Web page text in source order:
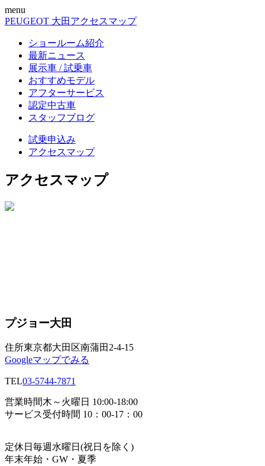
menu
PEUGEOT 大田 アクセスマップ
ショールーム紹介
最新ニュース
展示車 / 試乗車
おすすめモデル
アフターサービス
認定中古車
スタッフブログ
試乗申込み
アクセスマップ
アクセスマップ
プジョー大田
住所東京都大田区南蒲田2-4-15
Googleマップでみる
TEL03-5744-7871
営業時間木～火曜日 10:00-18:00
サービス受付時間 10：00-17：00
定休日 毎週水曜日(祝日を除く)
年末年始・GW・夏季